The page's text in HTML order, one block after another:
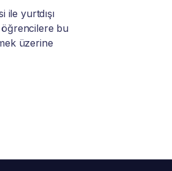
ile yurtdışı
öğrencilere bu
üzerine